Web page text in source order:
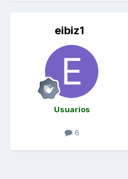
eibiz1
Usuarios
6